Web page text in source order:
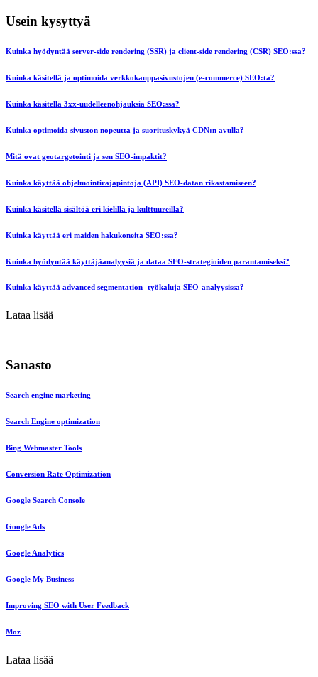
Usein kysyttyä
Kuinka hyödyntää server-side rendering (SSR) ja client-side rendering (CSR) SEO:ssa?
Kuinka käsitellä ja optimoida verkkokauppasivustojen (e-commerce) SEO:ta?
Kuinka käsitellä 3xx-uudelleenohjauksia SEO:ssa?
Kuinka optimoida sivuston nopeutta ja suorituskykyä CDN:n avulla?
Mitä ovat geotargetointi ja sen SEO-impaktit?
Kuinka käyttää ohjelmointirajapintoja (API) SEO-datan rikastamiseen?
Kuinka käsitellä sisältöä eri kielillä ja kulttuureilla?
Kuinka käyttää eri maiden hakukoneita SEO:ssa?
Kuinka hyödyntää käyttäjäanalyysiä ja dataa SEO-strategioiden parantamiseksi?
Kuinka käyttää advanced segmentation -työkaluja SEO-analyysissa?
Lataa lisää
Sanasto
Search engine marketing
Search Engine optimization
Bing Webmaster Tools
Conversion Rate Optimization
Google Search Console
Google Ads
Google Analytics
Google My Business
Improving SEO with User Feedback
Moz
Lataa lisää